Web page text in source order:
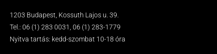
1203 Budapest, Kossuth Lajos u. 39.
Tel.: 06 (1) 283 0031, 06 (1) 283-1779
Nyitva tartás: kedd-szombat 10-18 óra